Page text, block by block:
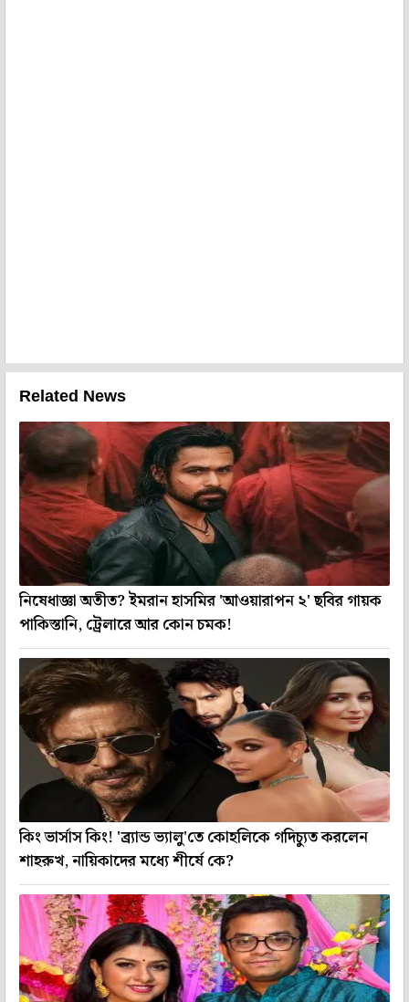
Related News
নিষেধাজ্ঞা অতীত? ইমরান হাসমির 'আওয়ারাপন ২' ছবির গায়ক
পাকিস্তানি, ট্রেলারে আর কোন চমক!
কিং ভার্সাস কিং! 'ব্র্যান্ড ভ্যালু'তে কোহলিকে গদিচ্যুত করলেন
শাহরুখ, নায়িকাদের মধ্যে শীর্ষে কে?